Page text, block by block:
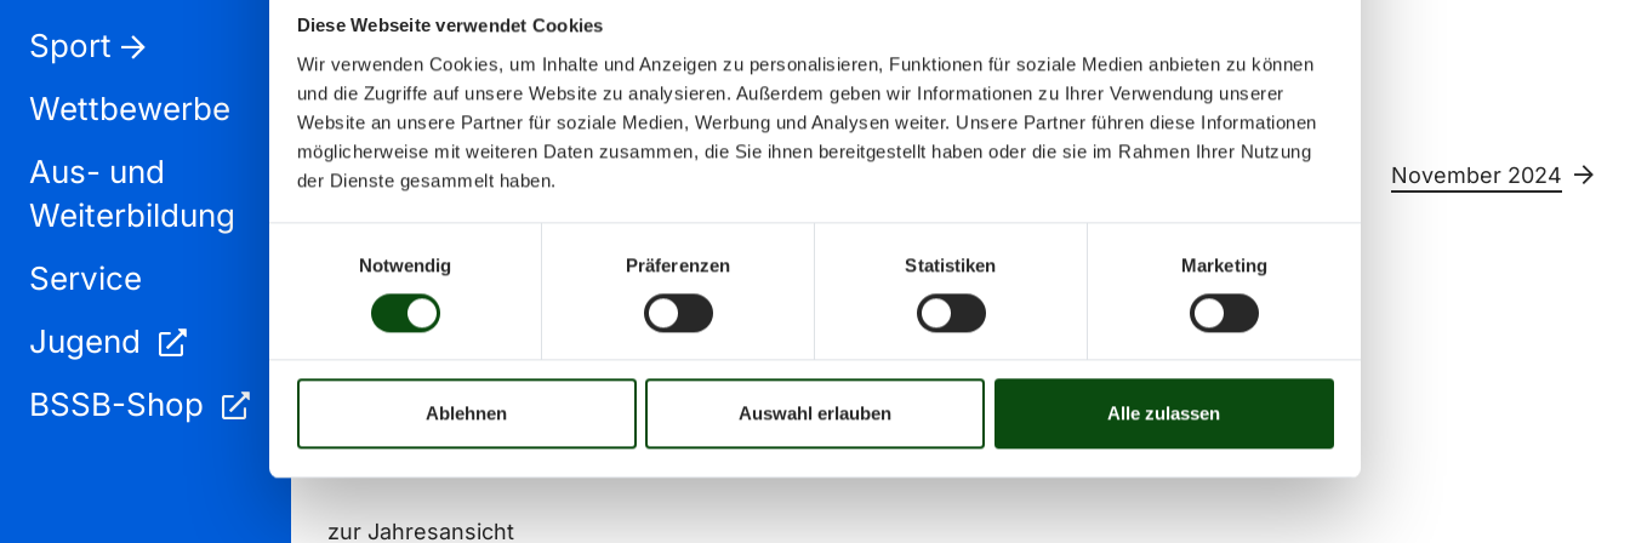
Diese Webseite verwendet Cookies
Wir verwenden Cookies, um Inhalte und Anzeigen zu personalisieren, Funktionen für soziale Medien anbieten zu können
und die Zugriffe auf unsere Website zu analysieren. Außerdem geben wir Informationen zu Ihrer Verwendung unserer
Website an unsere Partner für soziale Medien, Werbung und Analysen weiter. Unsere Partner führen diese Informationen
möglicherweise mit weiteren Daten zusammen, die Sie ihnen bereitgestellt haben oder die sie im Rahmen Ihrer Nutzung
der Dienste gesammelt haben.
Notwendig
Präferenzen Statistiken Marketing
Ablehnen Auswahl erlauben Alle zulassen
Sport
Wettbewerbe
Aus- und
Weiterbildung
Service
Jugend
BSSB-Shop
September 2024 November 2024
Oktober 2024
Mo Do Sa
02 03 07 08 13 14
16 17 18 19 20 21 22 23 24 25 26 27 28 29 30
31
zur Jahresansicht